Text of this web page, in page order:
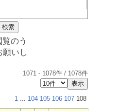
覧のう
願いし
1071 - 1078件 / 1078件
1 ... 104 105 106 107 108